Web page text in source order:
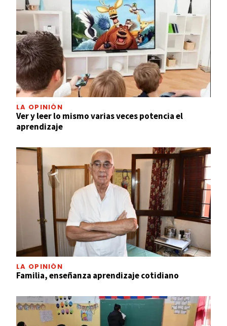
LA OPINIÓN
Ver y leer lo mismo varias veces potencia el
aprendizaje
LA OPINIÓN
Familia, enseñanza aprendizaje cotidiano